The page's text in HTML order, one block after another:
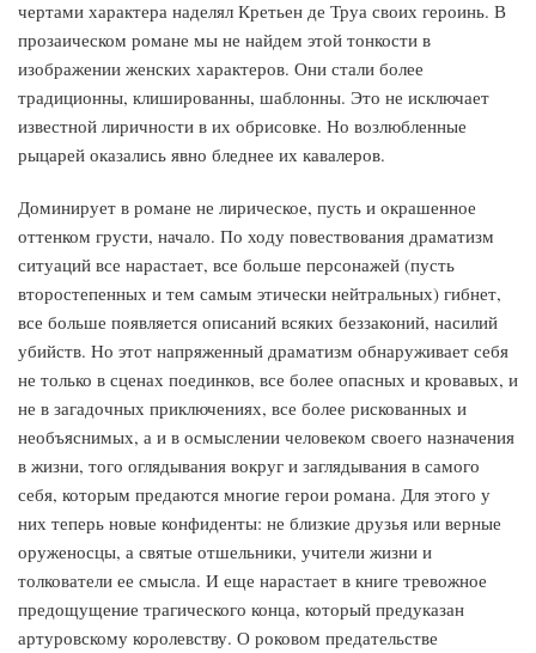
чертами характера наделял Кретьен де Труа своих героинь. В
прозаическом романе мы не найдем этой тонкости в
изображении женских характеров. Они стали более
традиционны, клишированны, шаблонны. Это не исключает
известной лиричности в их обрисовке. Но возлюбленные
рыцарей оказались явно бледнее их кавалеров.
Доминирует в романе не лирическое, пусть и окрашенное
оттенком грусти, начало. По ходу повествования драматизм
ситуаций все нарастает, все больше персонажей (пусть
второстепенных и тем самым этически нейтральных) гибнет,
все больше появляется описаний всяких беззаконий, насилий
убийств. Но этот напряженный драматизм обнаруживает себя
не только в сценах поединков, все более опасных и кровавых, и
не в загадочных приключениях, все более рискованных и
необъяснимых, а и в осмыслении человеком своего назначения
в жизни, того оглядывания вокруг и заглядывания в самого
себя, которым предаются многие герои романа. Для этого у
них теперь новые конфиденты: не близкие друзья или верные
оруженосцы, а святые отшельники, учители жизни и
толкователи ее смысла. И еще нарастает в книге тревожное
предощущение трагического конца, который предуказан
артуровскому королевству. О роковом предательстве